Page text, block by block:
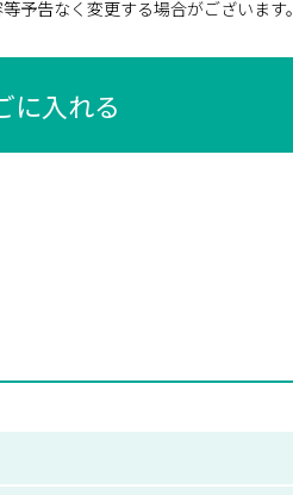
予告なく変更する場合がございます。
に入れる